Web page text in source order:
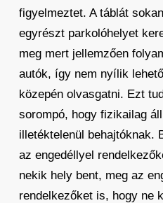
figyelmeztet. A táblát
egyrészt parkolóhelyet
meg mert jellemzően
autók, így nem nyílik
közepén olvasgatni. Ezt
sorompó, hogy fizikailag
illetéktelenül behajtóknak.
az engedéllyel
nekik hely bent, meg az
rendelkezőket is, hogy ne